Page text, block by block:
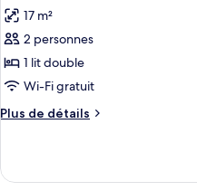
jumeaux,
2
lits
jumeaux
(large)
2
lits
(large)
les
photos
pour
ce
type
de
Chambre,
17 m²
2 personnes
1 lit double
Wi-Fi gratuit
Plus de détails
Plus
Chambre,